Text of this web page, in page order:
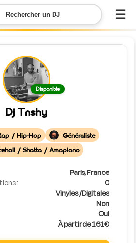
Rechercher un DJ ☰
Disponible
Dj Tnshy
/ Hip-Hop
Généraliste
/ Shatta / Amapiano
Paris, France
:
0
Vinyles / Digitales
Non
Oui
À partir de 161€